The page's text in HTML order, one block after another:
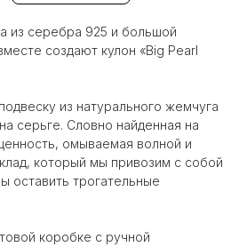
из серебра 925 и большой
создают кулон «Big Pearl
из натурального жемчуга
серьге. Словно найденная на
омываемая волной и
который мы привозим с собой
оставить трогательные
коробке с ручной